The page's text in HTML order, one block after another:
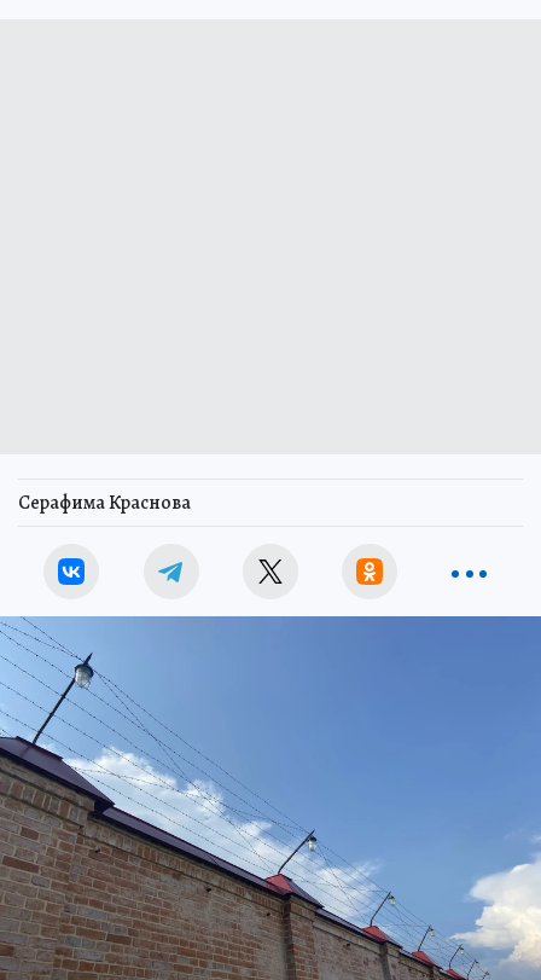
Серафима Краснова